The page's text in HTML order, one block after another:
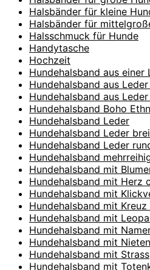
Halsbänder für kleine
Halsbänder für
Halsschmuck für Hunde
Handytasche
Hochzeit
Hundehalsband aus einer
Hundehalsband aus
Hundehalsband aus
Hundehalsband Boho
Hundehalsband Leder
Hundehalsband Leder
Hundehalsband Leder
Hundehalsband
Hundehalsband mit
Hundehalsband mit Herz
Hundehalsband mit
Hundehalsband mit Kreuz
Hundehalsband mit
Hundehalsband mit
Hundehalsband mit Nieten
Hundehalsband mit Strass
Hundehalsband mit